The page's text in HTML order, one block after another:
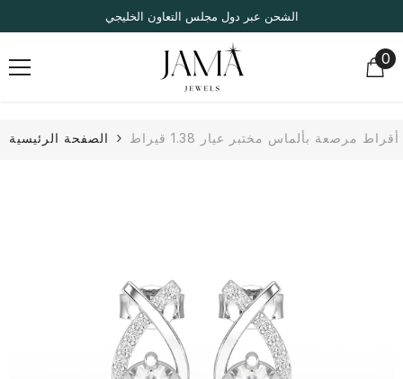
انتقل إلى المحتوىالشحن عبر دول مجلس التعاون الخليجي
00
الصفحة الرئيسية أقراط مرصعة بألماس مختبر عيار 1.38 قيراط